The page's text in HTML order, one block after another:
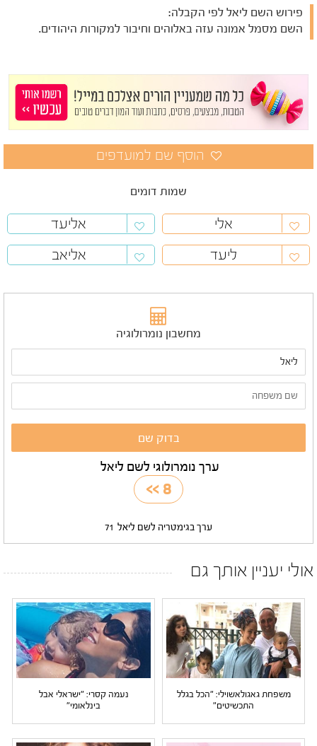
פירוש השם ליאל לפי הקבלה:
השם מסמל אמונה עזה באלוהים וחיבור למקורות היהודים.
שמות דומים
אלי
אליעד
ליעד
אליאב
מחשבון נומרולוגיה
ערך נומרולוגי לשם ליאל
8
>>
ערך בגימטריה לשם ליאל 71
אולי יעניין אותך גם
משפחת גאגולאשוילי: "הכל בגלל
התכשיטים"
נעמה קסרי: "ישראלי אבל
בינלאומי"